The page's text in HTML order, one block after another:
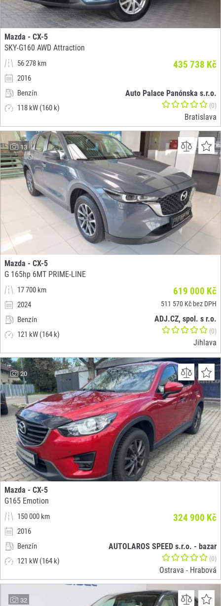
Mazda - CX-5
SKY-G160 AWD Attraction
56 278 km
2016
Benzín
118 kW (160 k)
435 738 Kč
Auto Palace Panónska s.r.o.
(0)
Bratislava
13
Mazda - CX-5
G 165hp 6MT PRIME-LINE
17 700 km
2024
Benzín
121 kW (164 k)
619 000 Kč
511 570 Kč bez DPH
ADJ.CZ, spol. s r.o.
(0)
Jihlava
20
Mazda - CX-5
G165 Emotion
150 000 km
2016
Benzín
121 kW (164 k)
324 900 Kč
AUTOLAROS SPEED s.r.o. - bazar
(0)
Ostrava - Hrabová
32